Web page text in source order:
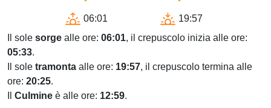
06:01
19:57
Il sole sorge alle ore: 06:01, il crepuscolo inizia alle ore:
05:33.
Il sole tramonta alle ore: 19:57, il crepuscolo termina alle
ore: 20:25.
Culmine è alle ore: 12:59.